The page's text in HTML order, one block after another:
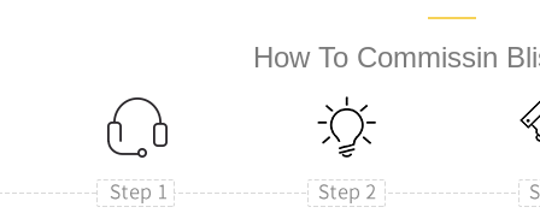
How To Commissin